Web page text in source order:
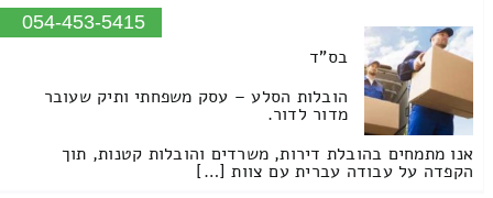
054-453-5415
בס"ד
הובלות הסלע – עסק משפחתי ותיק שעובר
מדור לדור.
אנו מתמחים בהובלת דירות, משרדים והובלות קטנות, תוך
הקפדה על עבודה עברית עם צוות […]